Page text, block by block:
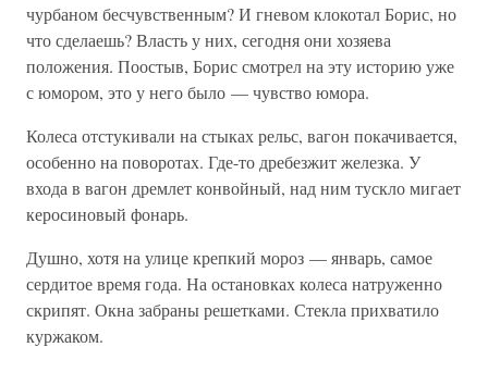
чурбаном бесчувственным? И гневом клокотал Борис, но
что сделаешь? Власть у них, сегодня они хозяева
положения. Поостыв, Борис смотрел на эту историю уже
с юмором, это у него было — чувство юмора.
Колеса отстукивали на стыках рельс, вагон покачивается,
особенно на поворотах. Где-то дребезжит железка. У
входа в вагон дремлет конвойный, над ним тускло мигает
керосиновый фонарь.
Душно, хотя на улице крепкий мороз — январь, самое
сердитое время года. На остановках колеса натруженно
скрипят. Окна забраны решетками. Стекла прихватило
куржаком.